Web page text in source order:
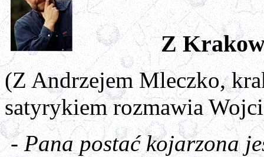
Z
(Z Andrzejem Mleczko,
satyrykiem rozmawia
- Pana postać kojarzona